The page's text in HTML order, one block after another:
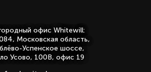
офис Whitewill:
Московская область,
Успенское шоссе,
Усово, 100В, офис 19